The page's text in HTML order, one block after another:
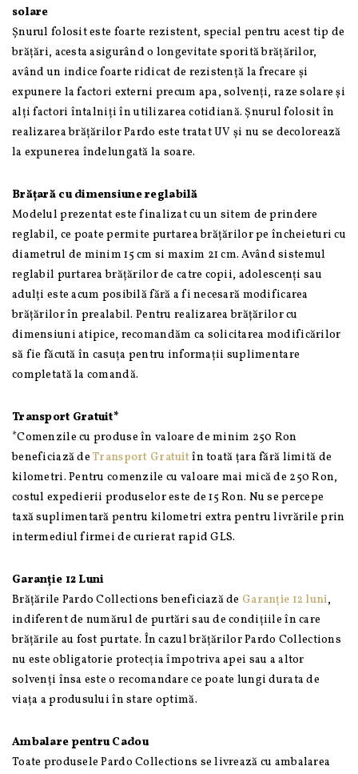
solare
Șnurul folosit este foarte rezistent, special pentru acest tip de
brățări, acesta asigurând o longevitate sporită brățărilor,
având un indice foarte ridicat de rezistență la frecare și
expunere la factori externi precum apa, solvenți, raze solare și
alți factori întalniți în utilizarea cotidiană. Șnurul folosit în
realizarea brățărilor Pardo este tratat UV și nu se decolorează
la expunerea îndelungată la soare.
Brățară cu dimensiune reglabilă
Modelul prezentat este finalizat cu un sitem de prindere
reglabil, ce poate permite purtarea brățărilor pe încheieturi cu
diametrul de minim 15 cm si maxim 21 cm. Având sistemul
reglabil purtarea brățărilor de catre copii, adolescenți sau
adulți este acum posibilă fără a fi necesară modificarea
brățărilor în prealabil. Pentru realizarea brățărilor cu
dimensiuni atipice, recomandăm ca solicitarea modificărilor
să fie făcută în casuța pentru informații suplimentare
completată la comandă.
Transport Gratuit*
*Comenzile cu produse în valoare de minim 250 Ron
beneficiază deTransport Gratuitîn toată țara fără limită de
kilometri. Pentru comenzile cu valoare mai mică de 250 Ron,
costul expedierii produselor este de 15 Ron. Nu se percepe
taxă suplimentară pentru kilometri extra pentru livrările prin
intermediul firmei de curierat rapid GLS.
Garanție 12 Luni
Brățările Pardo Collections beneficiază de Garanție 12 luni,
indiferent de numărul de purtări sau de condițiile în care
brățările au fost purtate. În cazul brățărilor Pardo Collections
nu este obligatorie protecția împotriva apei sau a altor
solvenți însa este o recomandare ce poate lungi durata de
viața a produsului în stare optimă.
Ambalare pentru Cadou
Toate produsele Pardo Collections se livrează cu ambalarea